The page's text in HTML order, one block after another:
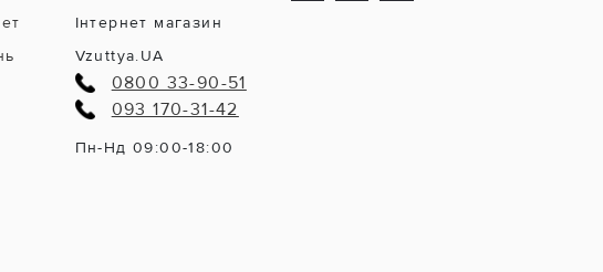
Інтернет магазин
Vzuttya.UA
0800 33-90-51
093 170-31-42
Пн-Нд 09:00-18:00